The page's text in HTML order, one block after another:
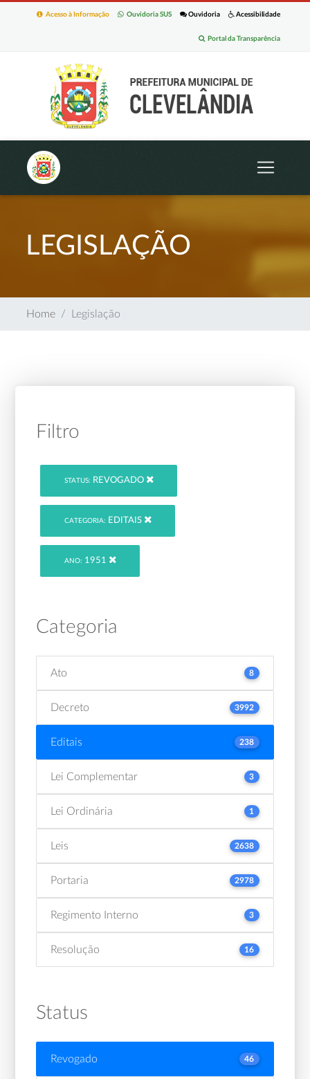
Acessibilidade
Ouvidoria
Ouvidoria SUS
Acesso à Informação
Portal da Transparência
LEGISLAÇÃO
Home Legislação
Filtro
STATUS: REVOGADO
CATEGORIA: EDITAIS
ANO: 1951
Categoria
Ato 8
Decreto 3992
Editais 238
Lei Complementar 3
Lei Ordinária 1
Leis 2638
Portaria 2978
Regimento Interno 3
Resolução 16
Status
Revogado 46